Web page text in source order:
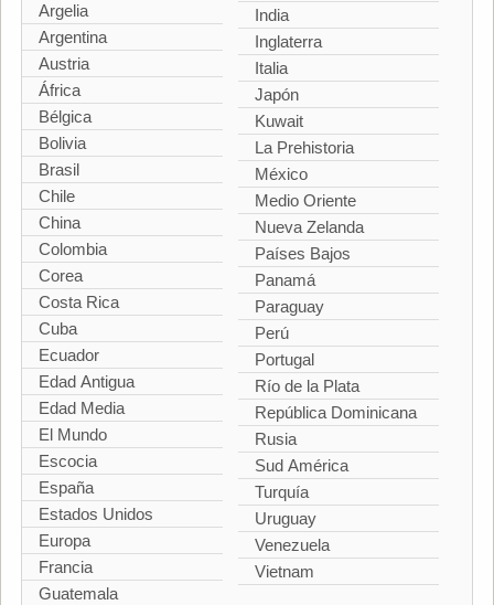
Argelia
Argentina
Austria
África
Bélgica
Bolivia
Brasil
Chile
China
Colombia
Corea
Costa Rica
Cuba
Ecuador
Edad Antigua
Edad Media
El Mundo
Escocia
España
Estados Unidos
Europa
Francia
Guatemala
India
Inglaterra
Italia
Japón
Kuwait
La Prehistoria
México
Medio Oriente
Nueva Zelanda
Países Bajos
Panamá
Paraguay
Perú
Portugal
Río de la Plata
República Dominicana
Rusia
Sud América
Turquía
Uruguay
Venezuela
Vietnam